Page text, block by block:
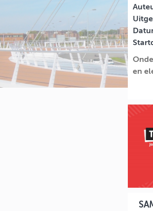
INLOGGEN
en